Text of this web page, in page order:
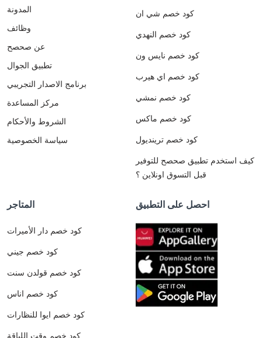
المدونة
وظائف
عن صحصح
تطبيق الجوال
برنامج الاصدار التجريبي
مركز المساعدة
الشروط والأحكام
سياسة الخصوصية
كود خصم شي ان
كود خصم النهدي
كود خصم نايس ون
كود خصم اي هيرب
كود خصم نمشي
كود خصم ماكس
كود خصم ترينديول
كيف استخدم تطبيق صحصح للتوفير
قبل التسوق اونلاين ؟
المتاجر
كود خصم دار الأميرات
كود خصم جيني
كود خصم قولدن سنت
كود خصم اناس
كود خصم ايوا للنظارات
كود خصم وقت اللياقة
احصل على التطبيق